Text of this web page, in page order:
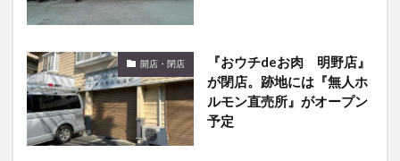
開店・閉店
『おウチdeお肉 明野店』
が閉店。跡地には『無人ホ
ルモン直売所』がオープン
予定